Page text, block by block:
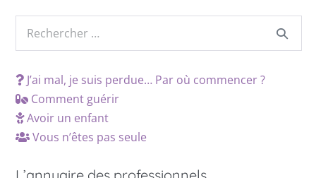
J’ai mal, je suis perdue… Par où commencer ?
Comment guérir
Avoir un enfant
Vous n’êtes pas seule